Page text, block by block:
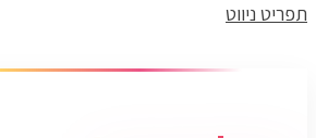
תפריט ניווט